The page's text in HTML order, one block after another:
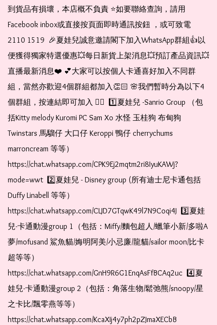
到貨品有損壞，本店概不負責 ⭐️如要聯絡查詢，請用
Facebook inbox或直接按頁面即時通訊按鈕 ，或可致電
2110 1519  🎉夏娃兒誠意邀請閣下加入WhatsApp群組👍以
便獲得獨家特選優惠💥每日新貨上架消息💥預訂產品資訊💥
直播最新消息❤️ 💕大家可以按個人卡通喜好加入不同群
組，當然亦歡迎4個群組都加入👏🏻 🌸我們暫時分為以下4
個群組，按連結即可加入 👇🏻  1️⃣夏娃兒 -Sanrio Group （包
括Kitty melody Kuromi PC Sam Xo 水怪 玉桂狗 布甸狗
Twinstars 馬騮仔 大口仔 Keroppi 鴨仔 cherrychums
marroncream 等等）
https://chat.whatsapp.com/CPK9Ej2mqtm2ri8IyuKAWj?
mode=wwt  2️⃣夏娃兒 - Disney group (所有迪士尼卡通包括
Duffy Linabell 等等）
https://chat.whatsapp.com/CLJD7GTqwK49l7N9Coqi4J  3️⃣夏娃
兒-卡通動漫group 1（包括：Miffy/麵包超人/蠟筆小新/多啦A
夢/mofusand 鯊魚貓/娒明阿美/小忌廉/龍貓/sailor moon/比卡
超等等）
https://chat.whatsapp.com/GnH9R6G1EnqAsFfBCAq2uc  4️⃣夏
娃兒-卡通動漫group 2（包括：角落生物/鬆弛熊/snoopy/星
之卡比/飄零燕等等）
https://chat.whatsapp.com/KcaXIj4y7ph2pZJmaXECbB